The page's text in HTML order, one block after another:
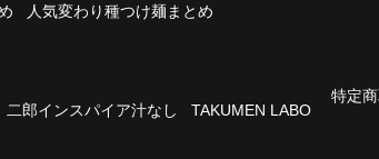
人気変わり種つけ麺まとめ
二郎インスパイア汁なし
TAKUMEN LABO
特定